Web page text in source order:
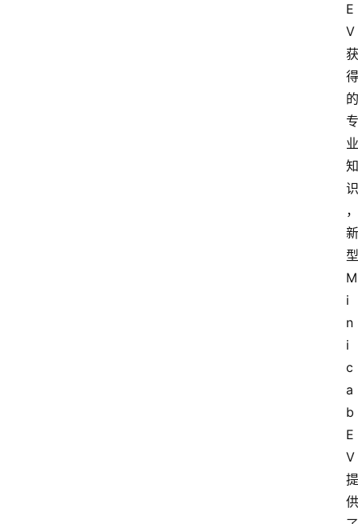
E
V
获
得
的
专
业
知
识
，
新
型
M
i
n
i
c
a
b
E
V
提
供